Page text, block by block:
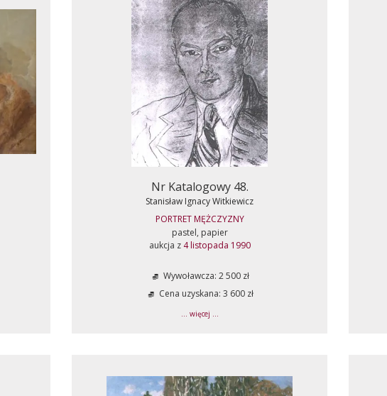
Nr Katalogowy 48.
Stanisław Ignacy Witkiewicz
PORTRET MĘŻCZYZNY
pastel, papier
aukcja z 4 listopada 1990
Wywoławcza: 2 500 zł
Cena uzyskana: 3 600 zł
... więcej ...